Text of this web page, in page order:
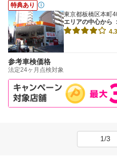
特典あり
東京都板橋区本町
エリアの中心から
4.3
参考車検価格
法定24ヶ月点検対象
1/3